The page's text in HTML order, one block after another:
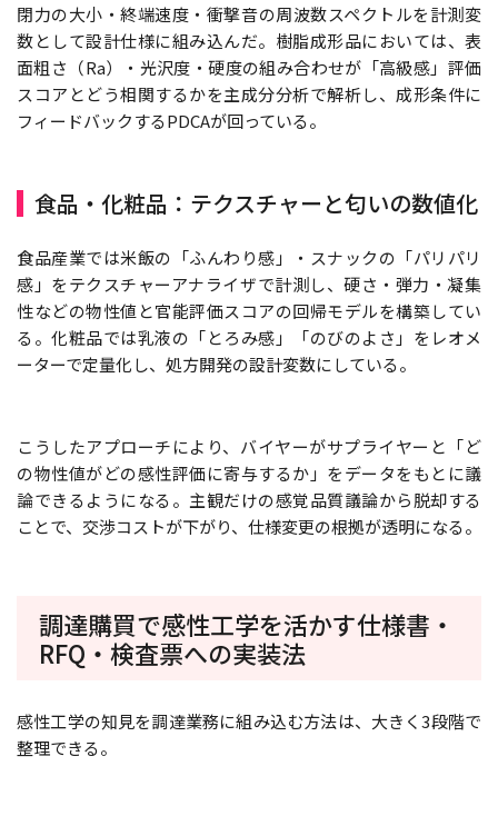
閉力の大小・終端速度・衝撃音の周波数スペクトルを計測変
数として設計仕様に組み込んだ。樹脂成形品においては、表
面粗さ（Ra）・光沢度・硬度の組み合わせが「高級感」評価
スコアとどう相関するかを主成分分析で解析し、成形条件に
フィードバックするPDCAが回っている。
食品・化粧品：テクスチャーと匂いの数値化
食品産業では米飯の「ふんわり感」・スナックの「パリパリ
感」をテクスチャーアナライザで計測し、硬さ・弾力・凝集
性などの物性値と官能評価スコアの回帰モデルを構築してい
る。化粧品では乳液の「とろみ感」「のびのよさ」をレオメ
ーターで定量化し、処方開発の設計変数にしている。
こうしたアプローチにより、バイヤーがサプライヤーと「ど
の物性値がどの感性評価に寄与するか」をデータをもとに議
論できるようになる。主観だけの感覚品質議論から脱却する
ことで、交渉コストが下がり、仕様変更の根拠が透明になる。
調達購買で感性工学を活かす――仕様書・
RFQ・検査票への実装法
感性工学の知見を調達業務に組み込む方法は、大きく3段階で
整理できる。